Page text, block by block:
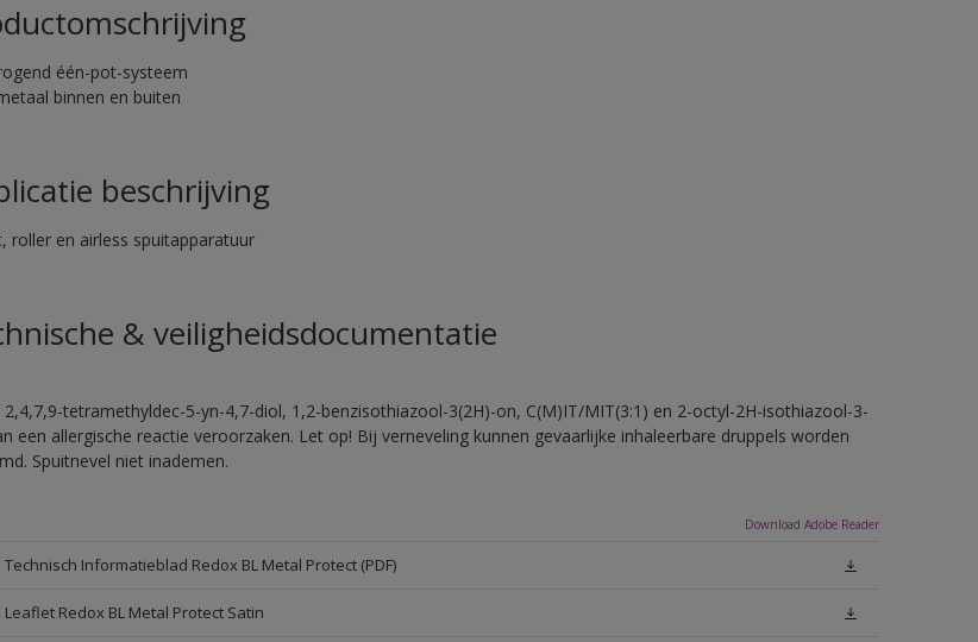
één-pot-systeem
binnen en buiten
beschrijving
roller en airless spuitapparatuur
& veiligheidsdocumentatie
2,4,7,9-tetramethyldec-5-yn-4,7-diol, 1,2-benzisothiazool-3(2H)-on, C(M)IT/MIT(3:1) en 2-octyl-2H-isothiazool-3-
een allergische reactie veroorzaken. Let op! Bij verneveling kunnen gevaarlijke inhaleerbare druppels worden
Spuitnevel niet inademen.
Download Adobe Reader
Technisch Informatieblad Redox BL Metal Protect (PDF)
Leaflet Redox BL Metal Protect Satin